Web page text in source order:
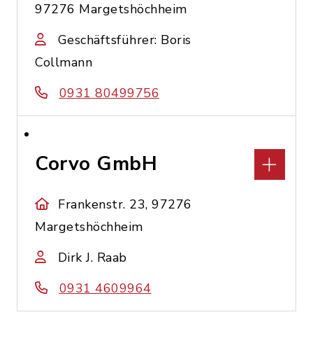
97276 Margetshöchheim
Geschäftsführer: Boris
Collmann
0931 80499756
Corvo GmbH
Frankenstr. 23, 97276
Margetshöchheim
Dirk J. Raab
0931 4609964